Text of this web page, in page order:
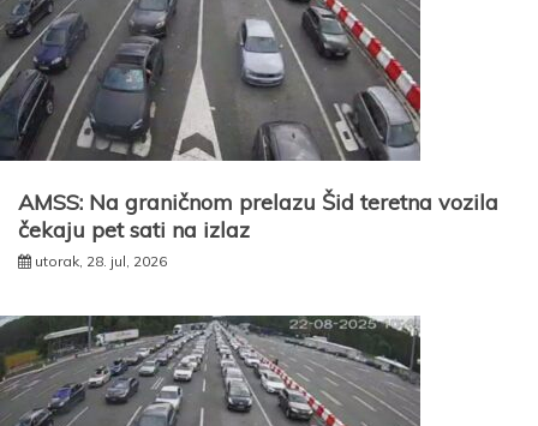
AMSS: Na graničnom prelazu Šid teretna vozila
čekaju pet sati na izlaz
utorak, 28. jul, 2026